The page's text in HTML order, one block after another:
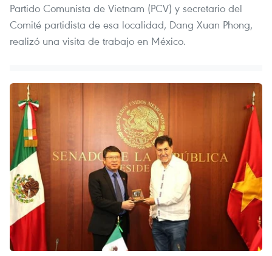
Partido Comunista de Vietnam (PCV) y secretario del
Comité partidista de esa localidad, Dang Xuan Phong,
realizó una visita de trabajo en México.